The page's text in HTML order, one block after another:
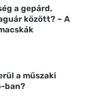
a gepárd,
között? – A
a műszaki
ban?